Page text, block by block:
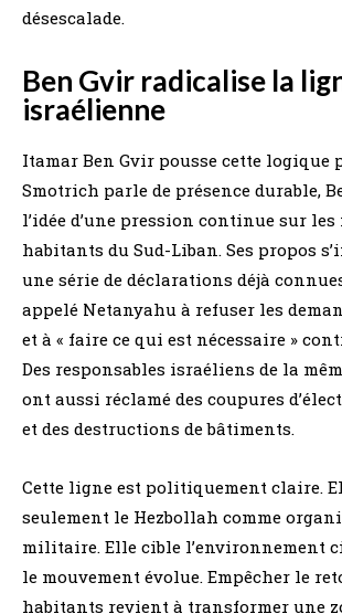
désescalade.
Ben Gvir radicalise la
israélienne
Itamar Ben Gvir pousse cette logique
Smotrich parle de présence durable,
l’idée d’une pression continue sur
habitants du Sud-Liban. Ses propos
une série de déclarations déjà
appelé Netanyahu à refuser les
et à « faire ce qui est nécessaire »
Des responsables israéliens de la
ont aussi réclamé des coupures
et des destructions de bâtiments.
Cette ligne est politiquement claire.
seulement le Hezbollah comme
militaire. Elle cible l’environnement
le mouvement évolue. Empêcher le
habitants revient à transformer une